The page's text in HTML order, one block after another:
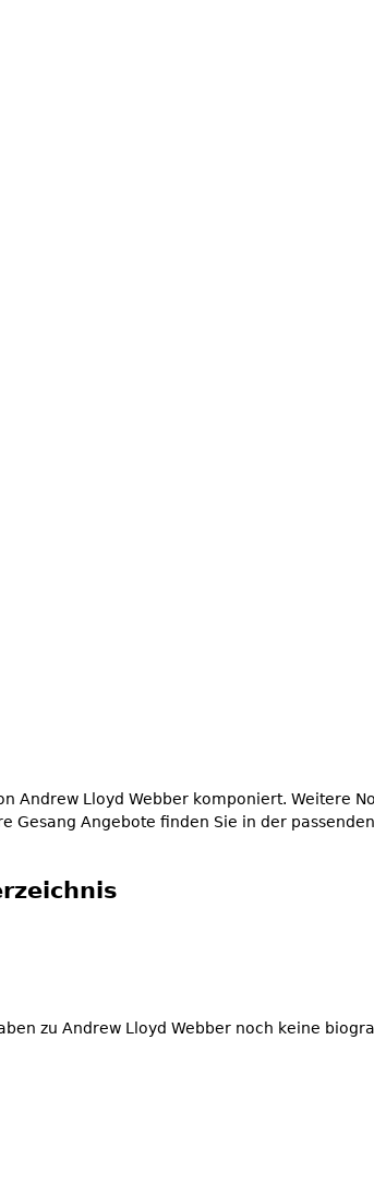
Andrew Lloyd Webber komponiert. Weitere
Gesang Angebote finden Sie in der
zu Andrew Lloyd Webber noch keine